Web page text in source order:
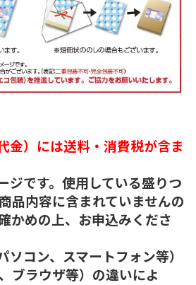
金）には送料・消費税が含ま
ジです。使用している盛りつ
品内容に含まれていませんの
かめの上、お申込みくださ
コン、スマートフォン等）
ブラウザ等）の違いによ